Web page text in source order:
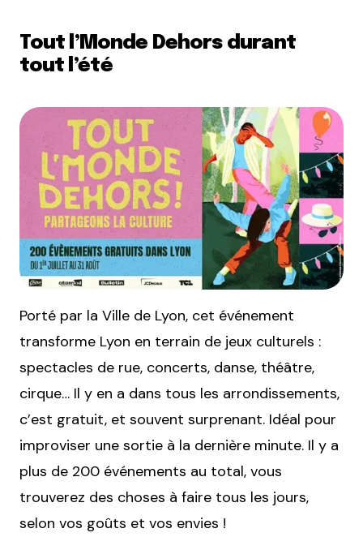
Tout l’Monde Dehors durant
tout l’été
Porté par la Ville de Lyon, cet événement
transforme Lyon en terrain de jeux culturels :
spectacles de rue, concerts, danse, théâtre,
cirque… Il y en a dans tous les arrondissements,
c’est gratuit, et souvent surprenant. Idéal pour
improviser une sortie à la dernière minute. Il y a
plus de 200 événements au total, vous
trouverez des choses à faire tous les jours,
selon vos goûts et vos envies !